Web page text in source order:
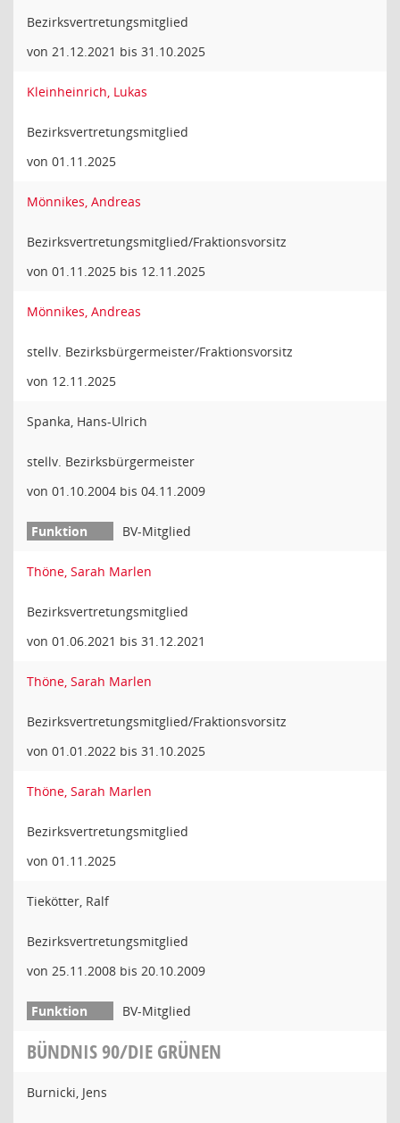
Bezirksvertretungsmitglied
von 21.12.2021 bis 31.10.2025
Kleinheinrich, Lukas
Bezirksvertretungsmitglied
von 01.11.2025
Mönnikes, Andreas
Bezirksvertretungsmitglied/Fraktionsvorsitz
von 01.11.2025 bis 12.11.2025
Mönnikes, Andreas
stellv. Bezirksbürgermeister/Fraktionsvorsitz
von 12.11.2025
Spanka, Hans-Ulrich
stellv. Bezirksbürgermeister
von 01.10.2004 bis 04.11.2009
BV-Mitglied
Thöne, Sarah Marlen
Bezirksvertretungsmitglied
von 01.06.2021 bis 31.12.2021
Thöne, Sarah Marlen
Bezirksvertretungsmitglied/Fraktionsvorsitz
von 01.01.2022 bis 31.10.2025
Thöne, Sarah Marlen
Bezirksvertretungsmitglied
von 01.11.2025
Tiekötter, Ralf
Bezirksvertretungsmitglied
von 25.11.2008 bis 20.10.2009
BV-Mitglied
BÜNDNIS 90/DIE GRÜNEN
Burnicki, Jens